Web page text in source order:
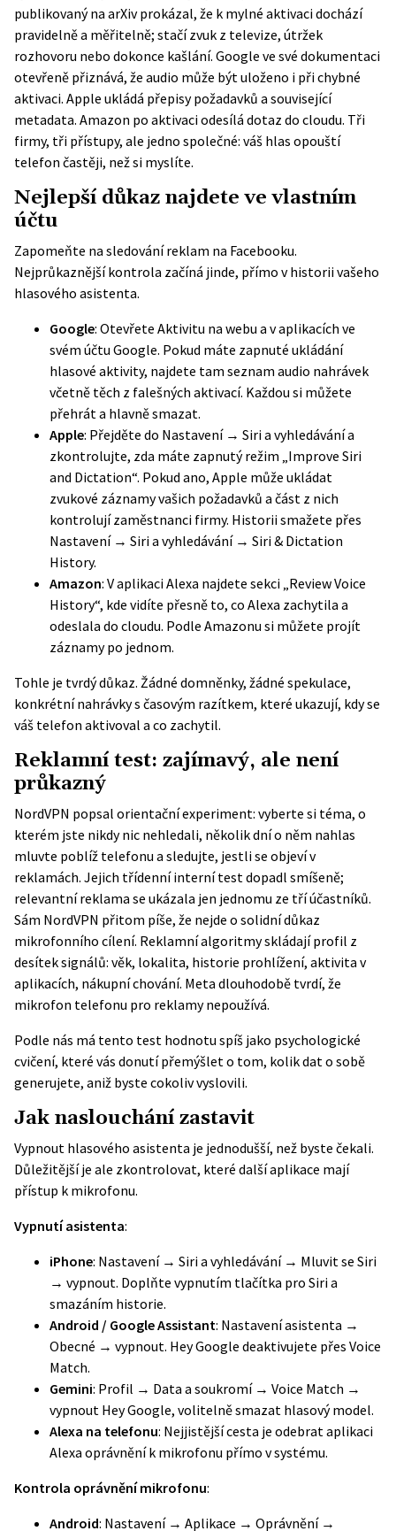
publikovaný na arXivprokázal, že k mylné aktivaci dochází
pravidelně a měřitelně; stačí zvuk z televize, útržek
rozhovoru nebo dokonce kašlání. Google ve své dokumentaci
otevřeně přiznává, že audio může být uloženo i při chybné
aktivaci. Apple ukládá přepisy požadavků a související
metadata. Amazon po aktivaci odesílá dotaz do cloudu. Tři
firmy, tři přístupy, ale jedno společné: váš hlas opouští
telefon častěji, než si myslíte.
Nejlepší důkaz najdete ve vlastním
účtu
Zapomeňte na sledování reklam na Facebooku.
Nejprůkaznější kontrola začíná jinde, přímo v historii vašeho
hlasového asistenta.
Google: Otevřete Aktivitu na webu a v aplikacích ve
svém účtu Google. Pokud máte zapnuté ukládání
hlasové aktivity, najdete tam seznam audio nahrávek
včetně těch z falešných aktivací. Každou si můžete
přehrát a hlavně smazat.
Apple: Přejděte do Nastavení → Siri a vyhledávání a
zkontrolujte, zda máte zapnutý režim „Improve Siri
and Dictation“. Pokud ano, Apple může ukládat
zvukové záznamy vašich požadavků a část z nich
kontrolují zaměstnanci firmy. Historii smažete přes
Nastavení → Siri a vyhledávání → Siri & Dictation
History.
Amazon: V aplikaci Alexa najdete sekci „Review Voice
History“, kde vidíte přesně to, co Alexa zachytila a
odeslala do cloudu. Podle Amazonu si můžete projít
záznamy po jednom.
Tohle je tvrdý důkaz. Žádné domněnky, žádné spekulace,
konkrétní nahrávky s časovým razítkem, které ukazují, kdy se
váš telefon aktivoval a co zachytil.
Reklamní test: zajímavý, ale není
průkazný
NordVPN popsal orientační experiment: vyberte si téma, o
kterém jste nikdy nic nehledali, několik dní o něm nahlas
mluvte poblíž telefonu a sledujte, jestli se objeví v
reklamách. Jejich třídenní interní test dopadl smíšeně;
relevantní reklama se ukázala jen jednomu ze tří účastníků.
Sám NordVPN přitom píše, že nejde o solidní důkaz
mikrofonního cílení. Reklamní algoritmy skládají profil z
desítek signálů: věk, lokalita, historie prohlížení, aktivita v
aplikacích, nákupní chování. Meta dlouhodobě tvrdí, že
mikrofon telefonu pro reklamy nepoužívá.
Podle nás má tento test hodnotu spíš jako psychologické
cvičení, které vás donutí přemýšlet o tom, kolik dat o sobě
generujete, aniž byste cokoliv vyslovili.
Jak naslouchání zastavit
Vypnout hlasového asistenta je jednodušší, než byste čekali.
Důležitější je ale zkontrolovat, které další aplikace mají
přístup k mikrofonu.
Vypnutí asistenta:
iPhone: Nastavení → Siri a vyhledávání → Mluvit se Siri
→ vypnout. Doplňte vypnutím tlačítka pro Siri a
smazáním historie.
Android / Google Assistant: Nastavení asistenta →
Obecné → vypnout. Hey Google deaktivujete přes Voice
Match.
Gemini: Profil → Data a soukromí → Voice Match →
vypnout Hey Google, volitelně smazat hlasový model.
Alexa na telefonu: Nejjistější cesta je odebrat aplikaci
Alexa oprávnění k mikrofonu přímo v systému.
Kontrola oprávnění mikrofonu:
Android: Nastavení → Aplikace → Oprávnění →